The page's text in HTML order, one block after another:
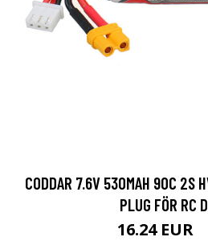
CODDAR 7.6V 530MAH 90C 2S
PLUG FÖR RC
16.24 EUR